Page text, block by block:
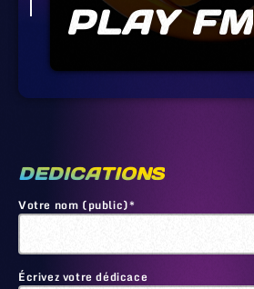
PLAY FM
DEDICATIONS
Votre nom (public)*
Écrivez votre dédicace